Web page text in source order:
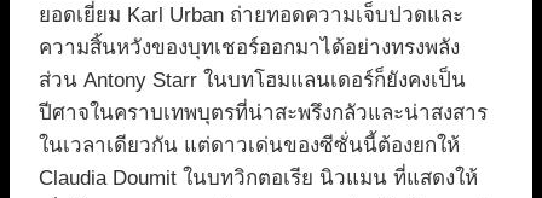
ยอดเยี่ยม Karl Urban ถ่ายทอดความเจ็บปวดและ
ความสิ้นหวังของบุทเชอร์ออกมาได้อย่างทรงพลัง
ส่วน Antony Starr ในบทโฮมแลนเดอร์ก็ยังคงเป็น
ปีศาจในคราบเทพบุตรที่น่าสะพรึงกลัวและน่าสงสาร
ในเวลาเดียวกัน แต่ดาวเด่นของซีซั่นนี้ต้องยกให้
Claudia Doumit ในบทวิกตอเรีย นิวแมน ที่แสดงให้